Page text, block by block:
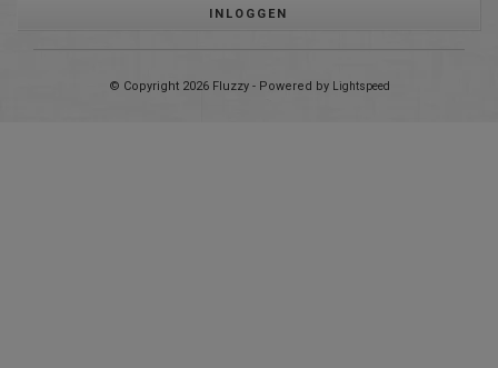
INLOGGEN
© Copyright 2026 Fluzzy - Powered by Lightspeed